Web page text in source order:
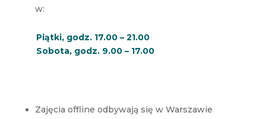
w:
Piątki, godz. 17.00 – 21.00
Sobota, godz. 9.00 – 17.00
Zajęcia offline odbywają się w Warszawie